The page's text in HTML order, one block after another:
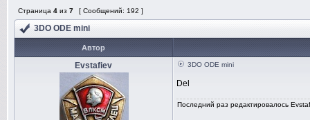
Страница 4 из 7 [ Сообщений: 192 ]
3DO ODE mini
Автор
Evstafiev 3DO ODE mini
Del
Последний раз редактировалось